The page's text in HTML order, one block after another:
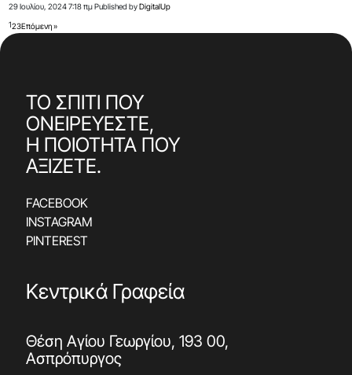
29 Ιουλίου, 2024 7:18 πμ Published by DigitalUp
123Επόμενη »
ΤΟ ΣΠΙΤΙ ΠΟΥ
ΟΝΕΙΡΕΥΕΣΤΕ,
Η ΠΟΙΟΤΗΤΑ ΠΟΥ
ΑΞΙΖΕΤΕ.
FACEBOOK
INSTAGRAM
PINTEREST
Κεντρικά Γραφεία
Θέση Αγίου Γεωργίου, 193 00,
Ασπρόπυργος